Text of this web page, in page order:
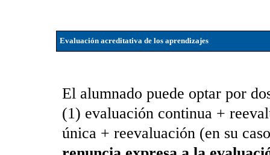
Evaluación acreditativa de los aprendizajes
El alumnado puede optar por
(1) evaluación continua +
única + reevaluación (en su